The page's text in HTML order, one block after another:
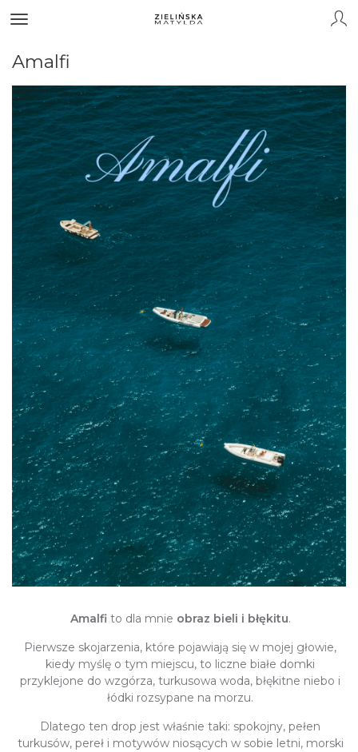
Amalfi
Amalfito dla mnie obraz bieli i błękitu.
Pierwsze skojarzenia, które pojawiają się w mojej głowie,
kiedy myślę o tym miejscu, to liczne białe domki
przyklejone do wzgórza, turkusowa woda, błękitne niebo i
łódki rozsypane na morzu.
Dlatego ten drop jest właśnie taki: spokojny, pełen
turkusów, pereł i motywów niosących w sobie letni, morski